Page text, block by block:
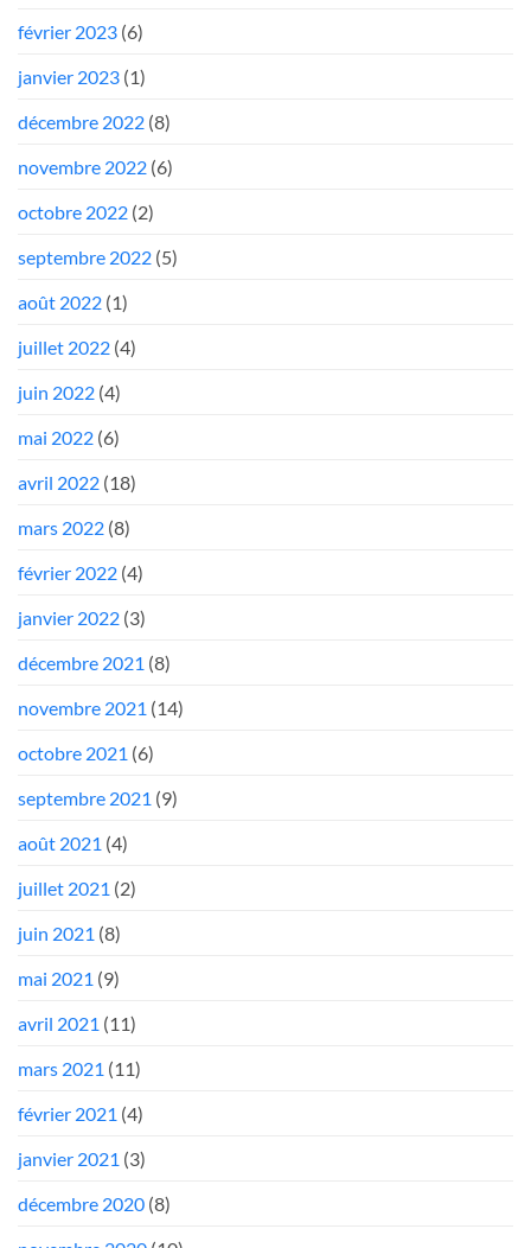
février 2023 (6)
janvier 2023 (1)
décembre 2022 (8)
novembre 2022 (6)
octobre 2022 (2)
septembre 2022 (5)
août 2022 (1)
juillet 2022 (4)
juin 2022 (4)
mai 2022 (6)
avril 2022 (18)
mars 2022 (8)
février 2022 (4)
janvier 2022 (3)
décembre 2021 (8)
novembre 2021 (14)
octobre 2021 (6)
septembre 2021 (9)
août 2021 (4)
juillet 2021 (2)
juin 2021 (8)
mai 2021 (9)
avril 2021 (11)
mars 2021 (11)
février 2021 (4)
janvier 2021 (3)
décembre 2020 (8)